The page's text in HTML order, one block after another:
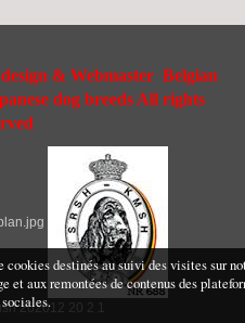
& Webmaster Belgian
dog breeds All rights
destinés au suivi des visites sur
et aux remontées de contenus des
sociales.